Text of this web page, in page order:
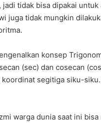
tidak bisa dipakai
juga tidak mungkin
konsep
(sec) dan cosecan
segitiga siku-
warga dunia saat ini